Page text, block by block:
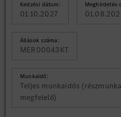
Kedzési dátum:
01.10.2027
Meghirdetés
Állások száma:
MER00043KT
Munkaidő:
Teljes munkaidős
megfelelő)